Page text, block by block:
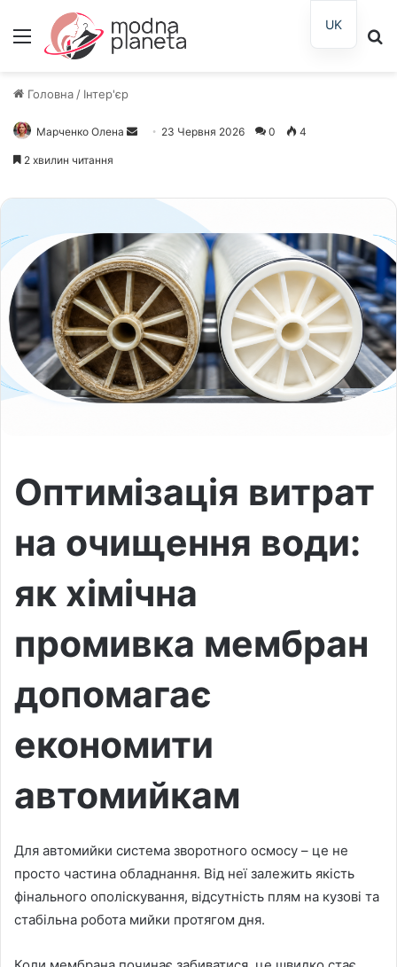
Меню
Головна / Інтер'єр
Марченко Олена
Надішліть
23 Червня 2026 0 4
2 хвилин читання
Оптимізація витрат
на очищення води:
як хімічна
промивка мембран
допомагає
економити
автомийкам
Для автомийки система зворотного осмосу – це не
просто частина обладнання. Від неї залежить якість
фінального ополіскування, відсутність плям на кузові та
стабільна робота мийки протягом дня.
UK